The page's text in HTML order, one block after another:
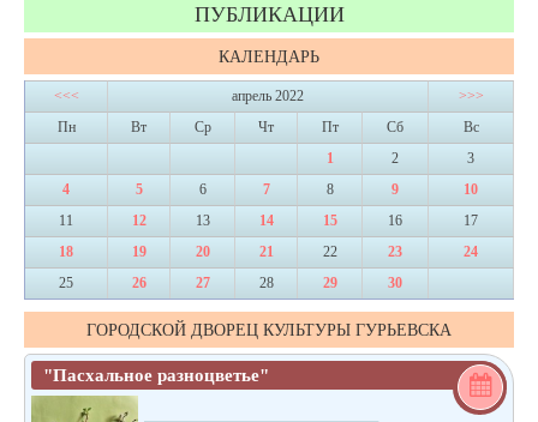
ПУБЛИКАЦИИ
КАЛЕНДАРЬ
<<< апрель 2022
>>>
Пн
Вт Ср Чт Пт Сб
Вс
1
2
3
4
5 6 7 8 9
10
11
12 13 14 15 16
17
18
19 20 21 22 23
24
25
26 27 28 29 30
ГОРОДСКОЙ ДВОРЕЦ КУЛЬТУРЫ ГУРЬЕВСКА
"Пасхальное разноцветье"